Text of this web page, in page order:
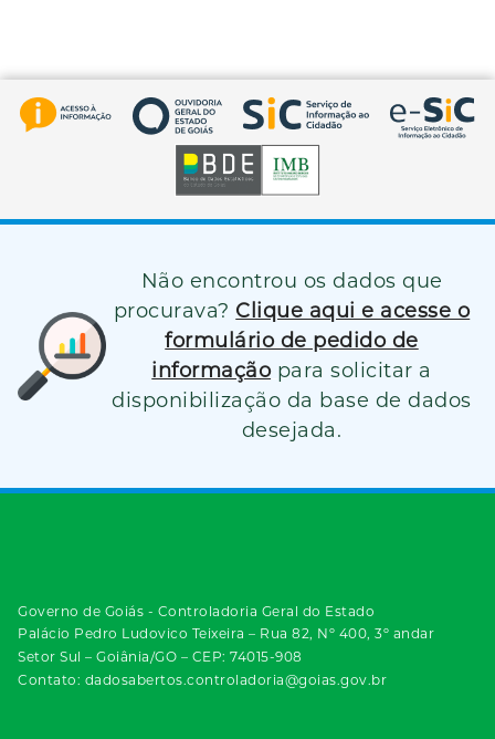
Não encontrou os dados que
procurava? Clique aqui e acesse o
formulário de pedido de
informação para solicitar a
disponibilização da base de dados
desejada.
Governo de Goiás - Controladoria Geral do Estado
Palácio Pedro Ludovico Teixeira – Rua 82, Nº 400, 3º andar
Setor Sul – Goiânia/GO – CEP: 74015-908
Contato: dadosabertos.controladoria@goias.gov.br